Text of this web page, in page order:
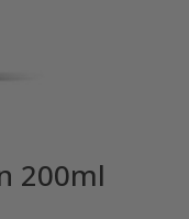
200ml